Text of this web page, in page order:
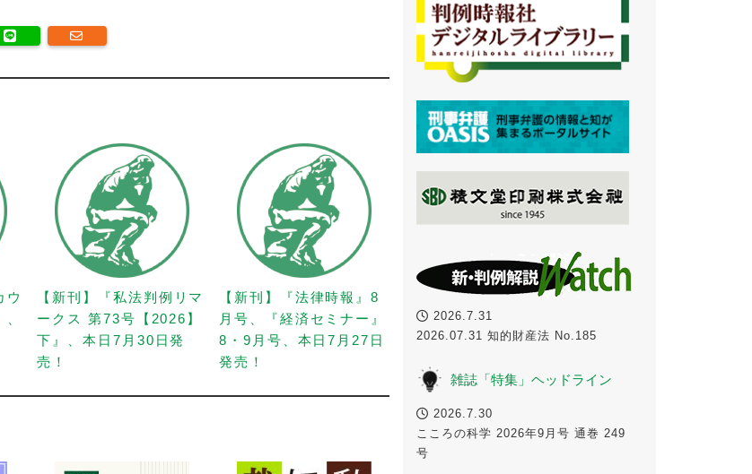
ウ
【新刊】『私法判例リマ
ークス 第73号【2026】
下』、本日7月30日発
売！
【新刊】『法律時報』8
月号、『経済セミナー』
8・9月号、本日7月27日
発売！
2026.7.31
2026.07.31 知的財産法 No.185
雑誌「特集」ヘッドライン
2026.7.30
こころの科学 2026年9月号 通巻 249
号